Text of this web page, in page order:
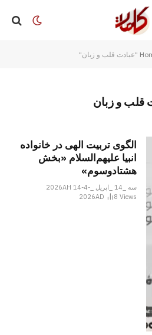
قلب و زبان
الگوی تربیت الهی در خانواده
انبیا‌‌ علیهم‌السلام «بخش
هشتادوسوم»
سه _14 _اپریل _2026AH 14-4-
2026AD
8Views